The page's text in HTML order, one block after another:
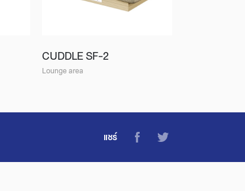
CUDDLE SF-2
Lounge area
แชร์